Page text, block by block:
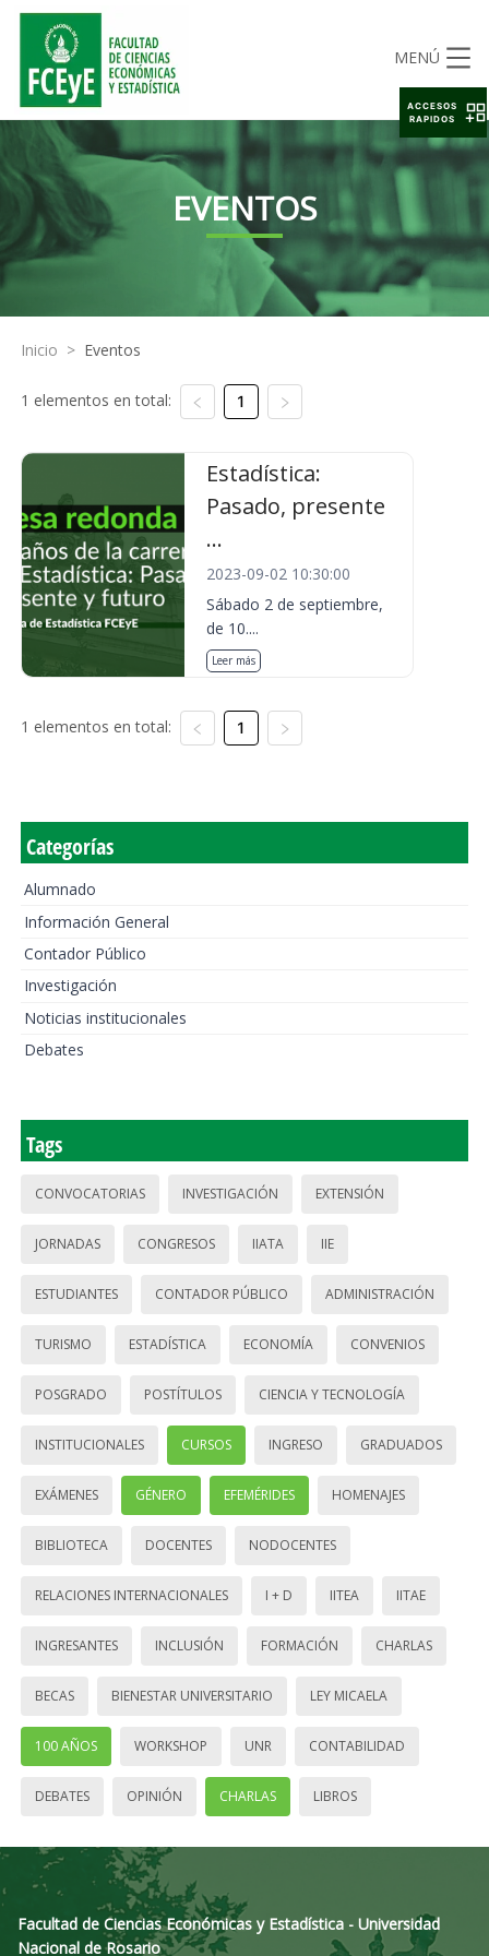
MENÚ
EVENTOS
Inicio > Eventos
1 elementos en total: 1
Estadística:
Pasado, presente
...
2023-09-02 10:30:00
Sábado 2 de septiembre,
de 10....
Leer más
1 elementos en total: 1
Categorías
Alumnado
Información General
Contador Público
Investigación
Noticias institucionales
Debates
Tags
CONVOCATORIAS INVESTIGACIÓN EXTENSIÓN
JORNADAS CONGRESOS IIATA IIE
ESTUDIANTES CONTADOR PÚBLICO ADMINISTRACIÓN
TURISMO ESTADÍSTICA ECONOMÍA CONVENIOS
POSGRADO POSTÍTULOS CIENCIA Y TECNOLOGÍA
INSTITUCIONALES CURSOS INGRESO GRADUADOS
EXÁMENES GÉNERO EFEMÉRIDES HOMENAJES
BIBLIOTECA DOCENTES NODOCENTES
RELACIONES INTERNACIONALES I + D IITEA IITAE
INGRESANTES INCLUSIÓN FORMACIÓN CHARLAS
BECAS BIENESTAR UNIVERSITARIO LEY MICAELA
100 AÑOS WORKSHOP UNR CONTABILIDAD
DEBATES OPINIÓN CHARLAS LIBROS
Facultad de Ciencias Económicas y Estadística - Universidad
Nacional de Rosario
ACCESOS
RAPIDOS